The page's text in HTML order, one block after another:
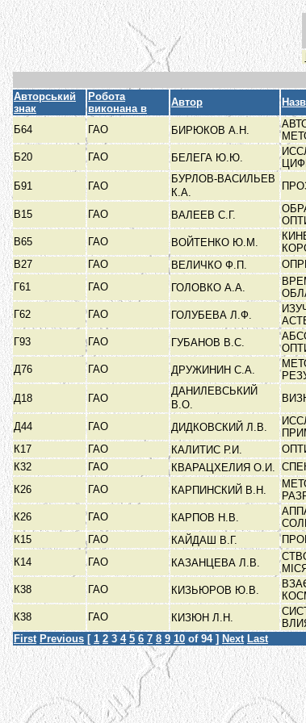
Авторський
знак
Робота
виконана в
Автор
Б64
ГАО БИРЮКОВ А.Н.
Б20 ГАО БЕЛЕГА Ю.Ю.
Б91 ГАО
БУРЛОВ-ВАСИЛЬЕВ
К.А.
В15 ГАО ВАЛЕЕВ С.Г.
В65 ГАО ВОЙТЕНКО Ю.М.
В27
ГАО ВЕЛИЧКО Ф.П.
Г61
ГАО ГОЛОВКО А.А.
Г62 ГАО ГОЛУБЕВА Л.Ф.
Г93 ГАО ГУБАНОВ В.С.
Д76 ГАО ДРУЖИНИН С.А.
Д18 ГАО
ДАНИЛЕВСЬКИЙ
В.О.
Д44 ГАО ДИДКОВСКИЙ Л.В.
К17
ГАО КАЛИТИС Р.И.
К32
ГАО КВАРАЦХЕЛИЯ О.И.
К26
ГАО КАРПИНСКИЙ В.Н.
К26 ГАО КАРПОВ Н.В.
К15
ГАО КАЙДАШ В.Г.
К14
ГАО КАЗАНЦЕВА Л.В.
К38 ГАО КИЗЬЮРОВ Ю.В.
К38 ГАО КИЗЮН Л.Н.
First Previous [ 1 2 3 4 5 6 7 8 9 10 of 94 ] Next Last